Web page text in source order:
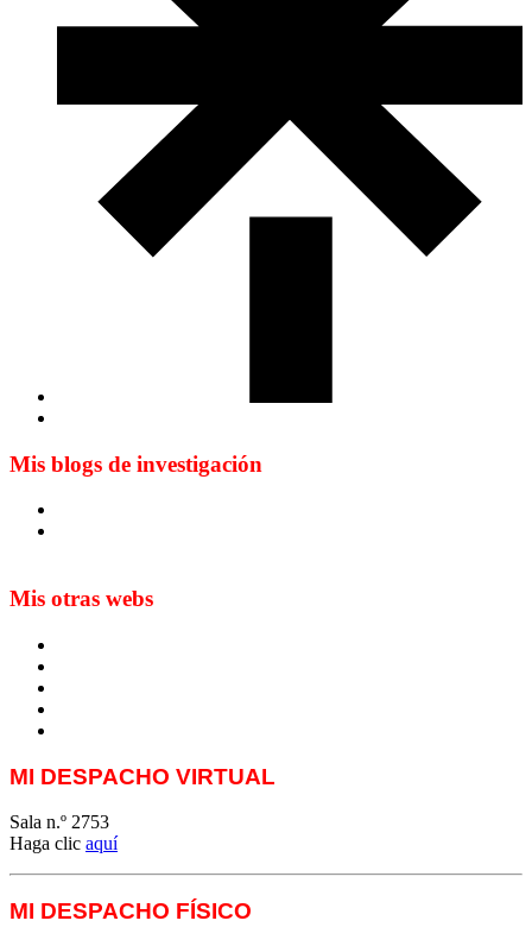
Mis blogs de investigación
Mis otras webs
MI DESPACHO VIRTUAL
Sala n.º 2753
Haga clic aquí
MI DESPACHO FÍSICO